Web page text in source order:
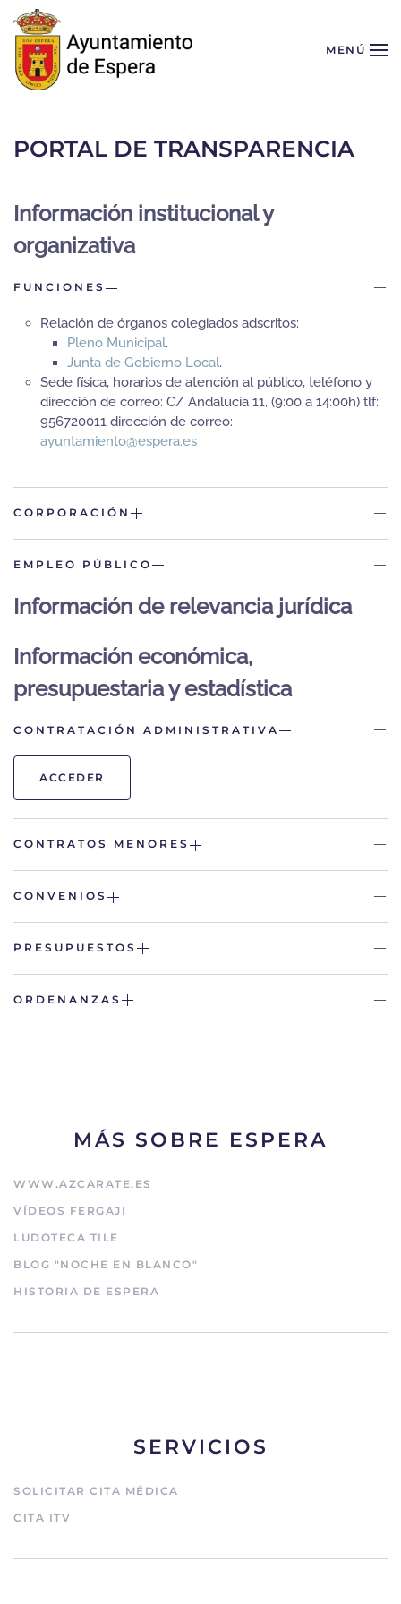
Skip to main content MENÚ
PORTAL DE TRANSPARENCIA
Información institucional y
organizativa
FUNCIONES
Relación de órganos colegiados adscritos:
Pleno Municipal.
Junta de Gobierno Local.
Sede física, horarios de atención al público, teléfono y
dirección de correo: C/ Andalucía 11, (9:00 a 14:00h) tlf:
956720011 dirección de correo:
ayuntamiento@espera.es
CORPORACIÓN
EMPLEO PÚBLICO
Información de relevancia jurídica
Información económica,
presupuestaria y estadística
CONTRATACIÓN ADMINISTRATIVA
ACCEDER
CONTRATOS MENORES
CONVENIOS
PRESUPUESTOS
ORDENANZAS
MÁS SOBRE ESPERA
WWW.AZCARATE.ES
VÍDEOS FERGAJI
LUDOTECA TILE
BLOG "NOCHE EN BLANCO"
HISTORIA DE ESPERA
SERVICIOS
SOLICITAR CITA MÉDICA
CITA ITV